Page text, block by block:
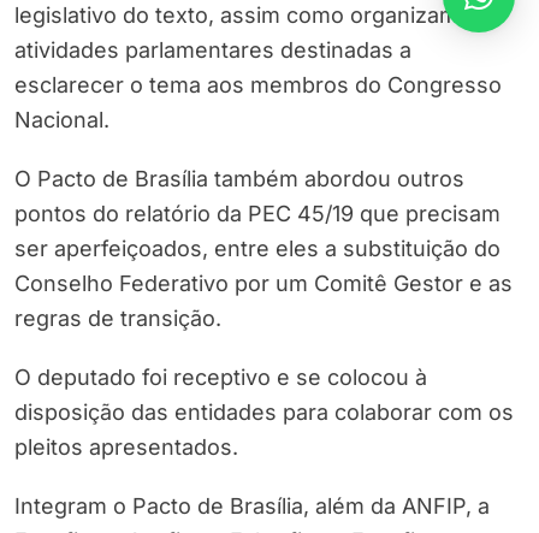
legislativo do texto, assim como organizam as
atividades parlamentares destinadas a
esclarecer o tema aos membros do Congresso
Nacional.
O Pacto de Brasília também abordou outros
pontos do relatório da PEC 45/19 que precisam
ser aperfeiçoados, entre eles a substituição do
Conselho Federativo por um Comitê Gestor e as
regras de transição.
O deputado foi receptivo e se colocou à
disposição das entidades para colaborar com os
pleitos apresentados.
Integram o Pacto de Brasília, além da ANFIP, a